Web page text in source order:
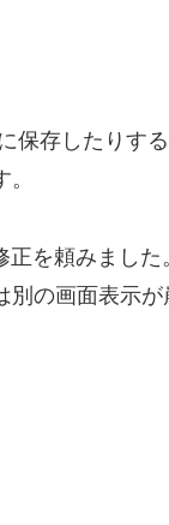
保存したりす
を頼みまし
の画面表示が